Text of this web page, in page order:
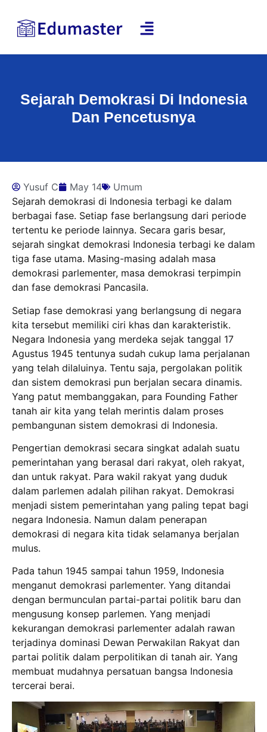
Sejarah Demokrasi Di Indonesia
Dan Pencetusnya
Yusuf C May 14
Umum
Sejarah demokrasi di Indonesia terbagi ke dalam
berbagai fase. Setiap fase berlangsung dari periode
tertentu ke periode lainnya. Secara garis besar,
sejarah singkat demokrasi Indonesia terbagi ke dalam
tiga fase utama. Masing-masing adalah masa
demokrasi parlementer, masa demokrasi terpimpin
dan fase demokrasi Pancasila.
Setiap fase demokrasi yang berlangsung di negara
kita tersebut memiliki ciri khas dan karakteristik.
Negara Indonesia yang merdeka sejak tanggal 17
Agustus 1945 tentunya sudah cukup lama perjalanan
yang telah dilaluinya. Tentu saja, pergolakan politik
dan sistem demokrasi pun berjalan secara dinamis.
Yang patut membanggakan, para Founding Father
tanah air kita yang telah merintis dalam proses
pembangunan sistem demokrasi di Indonesia.
Pengertian demokrasi secara singkat adalah suatu
pemerintahan yang berasal dari rakyat, oleh rakyat,
dan untuk rakyat. Para wakil rakyat yang duduk
dalam parlemen adalah pilihan rakyat. Demokrasi
menjadi sistem pemerintahan yang paling tepat bagi
negara Indonesia. Namun dalam penerapan
demokrasi di negara kita tidak selamanya berjalan
mulus.
Pada tahun 1945 sampai tahun 1959, Indonesia
menganut demokrasi parlementer. Yang ditandai
dengan bermunculan partai-partai politik baru dan
mengusung konsep parlemen. Yang menjadi
kekurangan demokrasi parlementer adalah rawan
terjadinya dominasi Dewan Perwakilan Rakyat dan
partai politik dalam perpolitikan di tanah air. Yang
membuat mudahnya persatuan bangsa Indonesia
tercerai berai.